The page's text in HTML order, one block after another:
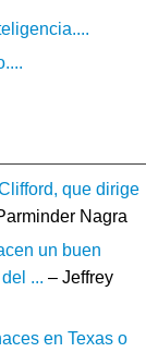
que dirige
Nagra
un buen
... – Jeffrey
en Texas o